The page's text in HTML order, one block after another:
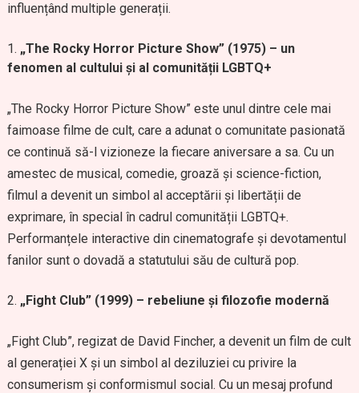
influențând multiple generații.
„The Rocky Horror Picture Show” (1975) – un
fenomen al cultului și al comunității LGBTQ+
„The Rocky Horror Picture Show” este unul dintre cele mai
faimoase filme de cult, care a adunat o comunitate pasionată
ce continuă să-l vizioneze la fiecare aniversare a sa. Cu un
amestec de musical, comedie, groază și science-fiction,
filmul a devenit un simbol al acceptării și libertății de
exprimare, în special în cadrul comunității LGBTQ+.
Performanțele interactive din cinematografe și devotamentul
fanilor sunt o dovadă a statutului său de cultură pop.
„Fight Club” (1999) – rebeliune și filozofie modernă
„Fight Club”, regizat de David Fincher, a devenit un film de cult
al generației X și un simbol al deziluziei cu privire la
consumerism și conformismul social. Cu un mesaj profund